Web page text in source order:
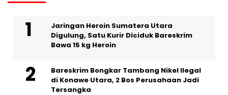
Jaringan Heroin Sumatera Utara
Digulung, Satu Kurir Diciduk Bareskrim
Bawa 15 kg Heroin
Bareskrim Bongkar Tambang Nikel Ilegal
di Konawe Utara, 2 Bos Perusahaan Jadi
Tersangka